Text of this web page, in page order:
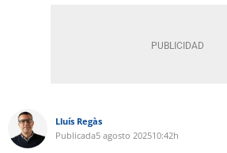
Lluís Regàs
Publicada5 agosto 202510:42h